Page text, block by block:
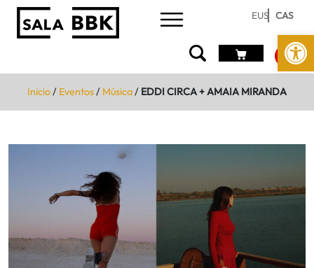
Abrir
EUS CAS
Inicio/ Eventos/ Música/ EDDI CIRCA + AMAIA MIRANDA